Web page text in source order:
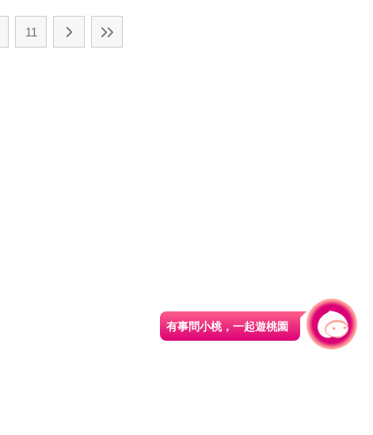
11
有事問小桃，一起遊桃園|